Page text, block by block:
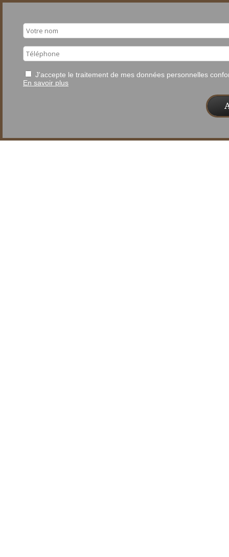
J'accepte le traitement de mes données personnelles
En savoir plus